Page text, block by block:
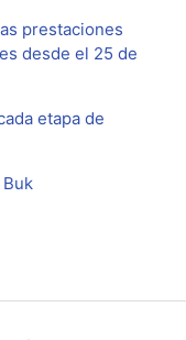
prestaciones
desde el 25 de
etapa de